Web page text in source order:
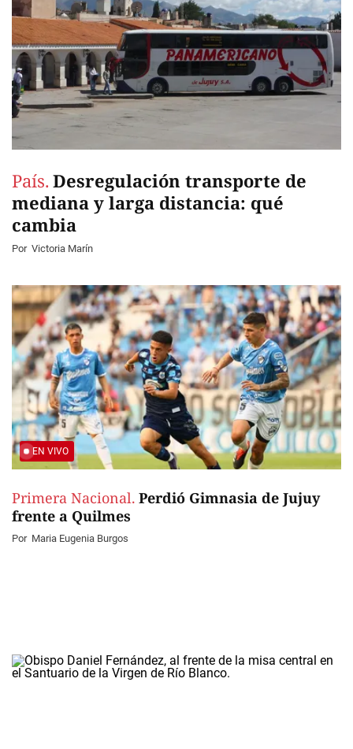
País. Desregulación transporte de
mediana y larga distancia: qué
cambia
Por Victoria Marín
EN VIVO
Primera Nacional. Perdió Gimnasia de Jujuy
frente a Quilmes
Por Maria Eugenia Burgos